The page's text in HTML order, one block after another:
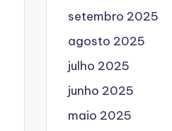
setembro 2025
agosto 2025
julho 2025
junho 2025
maio 2025